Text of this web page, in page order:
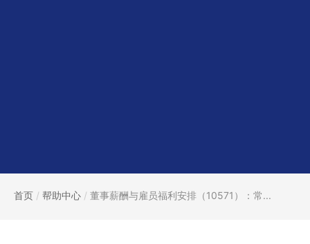
首页 / 帮助中心 / 董事薪酬与雇员福利安排（10571）：常...